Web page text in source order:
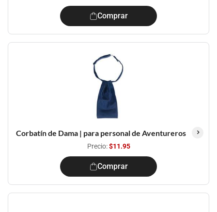
Comprar
Corbatín de Dama | para personal de Aventureros
Precio:$11.95
Comprar